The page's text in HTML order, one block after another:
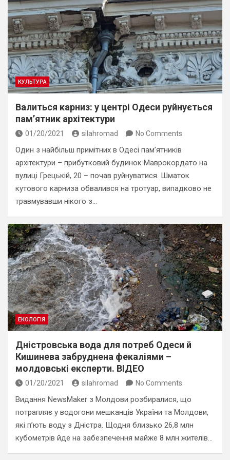
КУЛЬТУРА
Валиться карниз: у центрі Одеси руйнується
пам’ятник архітектури
01/20/2021 silahromad No Comments
Один з найбільш примітних в Одесі пам’ятників
архітектури – прибутковий будинок Маврокордато на
вулиці Грецькій, 20 – почав руйнуватися. Шматок
кутового карниза обвалився на тротуар, випадково не
травмувавши нікого з…
ЕКОЛОГІЯ
Дністровська вода для потреб Одеси й
Кишинева забруднена фекаліями –
молдовські експерти. ВІДЕО
01/20/2021 silahromad No Comments
Видання NewsMaker з Молдови розбиралися, що
потрапляє у водогони мешканців України та Молдови,
які п’ють воду з Дністра. Щодня близько 26,8 млн
кубометрів йде на забезпечення майже 8 млн жителів…